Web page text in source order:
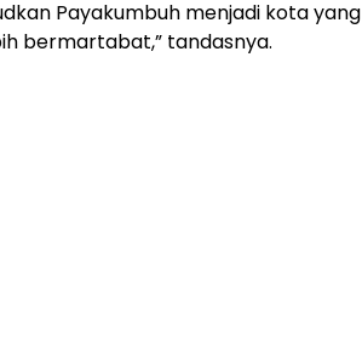
Payakumbuh menjadi kota yang
bermartabat,” tandasnya.